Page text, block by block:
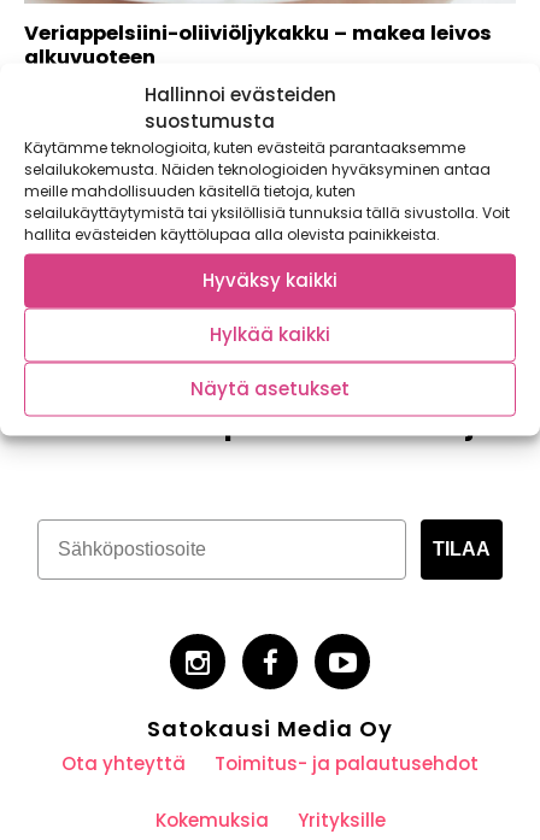
Hallinnoi evästeiden
suostumusta
Käytämme teknologioita, kuten evästeitä parantaaksemme
selailukokemusta. Näiden teknologioiden hyväksyminen antaa
meille mahdollisuuden käsitellä tietoja, kuten
selailukäyttäytymistä tai yksilöllisiä tunnuksia tällä sivustolla. Voit
hallita evästeiden käyttölupaa alla olevista painikkeista.
Hyväksy kaikki
Hylkää kaikki
Näytä asetukset
Veriappelsiini-oliiviöljykakku – makea leivos
alkuvuoteen
Tämän hurmaavan veriappelsiinikakun salaisuus on oliiviöljy,
joka antaa pehmeän rakenteen ja täyteläisen maun.
Veriappelsiini-oliiviöljykakku...
Tilaa kasvispitoinen uutiskirje
TILAA
Satokausi Media Oy
Ota yhteyttä Toimitus- ja palautusehdot
Kokemuksia Yrityksille